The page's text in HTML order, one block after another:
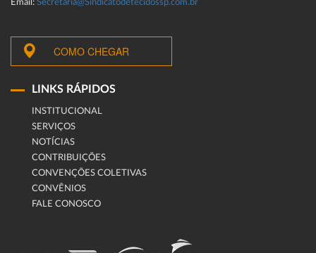
Email: Secretaria@Sindicatodetecidossp.com.br
COMO CHEGAR
LINKS RÁPIDOS
INSTITUCIONAL
SERVIÇOS
NOTÍCIAS
CONTRIBUIÇÕES
CONVENÇÕES COLETIVAS
CONVÊNIOS
FALE CONOSCO